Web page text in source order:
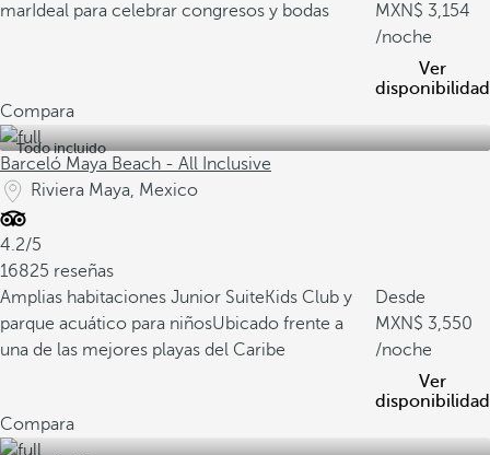
mar Ideal para celebrar congresos y bodas
3,154
/noche
Ver
disponibilidad
Compara
Todo incluido
Barceló Maya Beach - All Inclusive
Riviera Maya, Mexico
4.2/5
16825 reseñas
Amplias habitaciones Junior SuiteKids Club y
parque acuático para niñosUbicado frente a
una de las mejores playas del Caribe
Desde
3,550
/noche
Ver
disponibilidad
Compara